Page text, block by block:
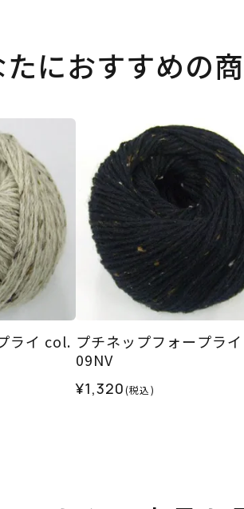
たにおすすめの
ライ col. プチネップフォープラ
09NV
¥1,320(税込)